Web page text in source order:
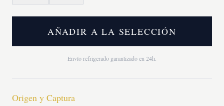
AÑADIR A LA SELECCIÓN
Envío refrigerado garantizado en 24h.
Origen y Captura